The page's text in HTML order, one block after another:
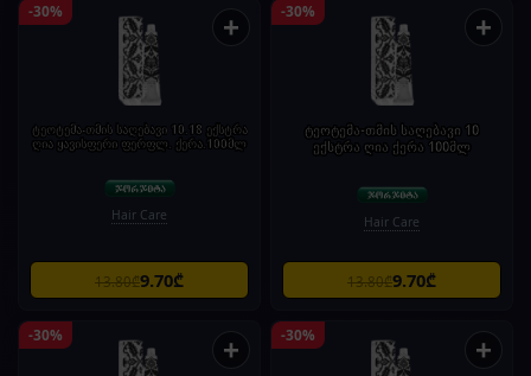
-30% +
ტეოტემა-თმის საღებავი 10.18 ექსტრა
ღია ყავისფერი ფერფლ. ქერა.100მლ
Hair Care
13.80₾9.70₾
-30% +
ტეოტემა-თმის საღებავი 10
ექსტრა ღია ქერა 100მლ
Hair Care
13.80₾9.70₾
-30% + -30% +